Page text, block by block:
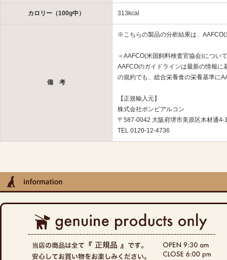
カロリー（100g中） 313kcal
備 考
※こちらの製品の分析結果は、
＜AAFCO(米国飼料検査官協会)につい
AAFCOのガイドラインは最新の情報
の規約でも、総合栄養食の栄養基準に
【正規輸入元】
株式会社ボンビアルコン
〒587-0042 大阪府堺市美原区木材通4-
TEL 0120-12-4736